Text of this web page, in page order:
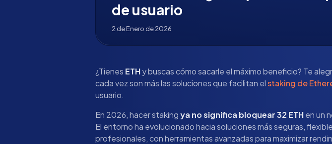
de usuario
2 de Enero de 2026
¿Tienes ETHy buscas cómo sacarle el máximo beneficio? Te
cada vez son más las soluciones que facilitan elstaking de
usuario.
En 2026, hacer stakingya no significa bloquear 32 ETHen un
El entorno ha evolucionado hacia soluciones más seguras,
profesionales, con herramientas avanzadas para maximizar